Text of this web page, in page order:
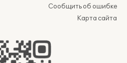
Сообщить об ошибке
Карта сайта